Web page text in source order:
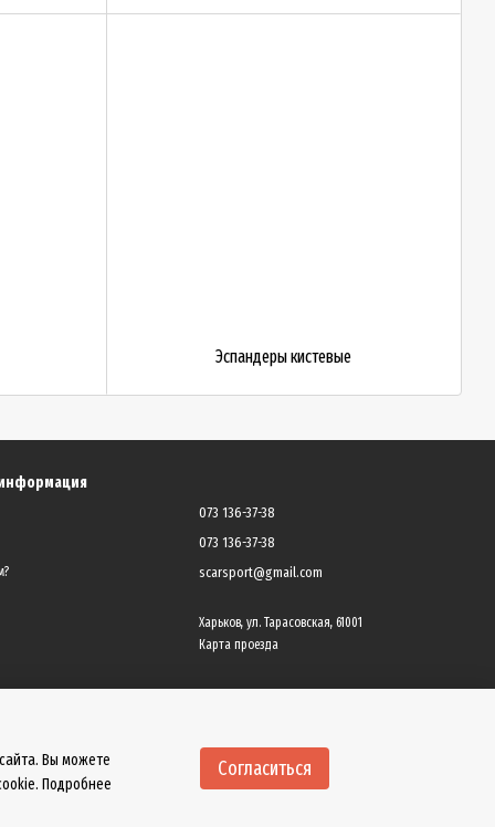
Эспандеры кистевые
073 136-37-38
073 136-37-38
scarsport@gmail.com
Харьков, ул. Тарасовская, 61001
Карта проезда
Вы можете
Подробнее
Согласиться